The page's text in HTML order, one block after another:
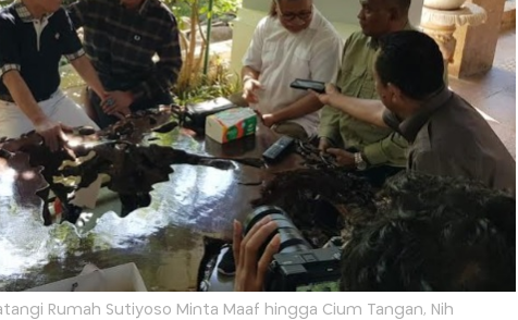
Rumah Sutiyoso Minta Maaf hingga Cium Tangan, Nih